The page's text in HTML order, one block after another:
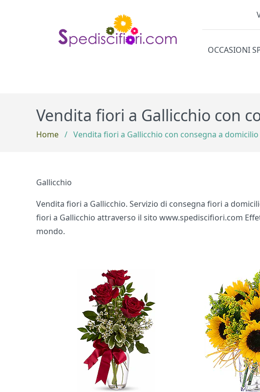
Categorie
OCCASIONI
Vendita fiori a Gallicchio con
Home / Vendita fiori a Gallicchio con consegna a domicilio
Gallicchio
Vendita fiori a Gallicchio. Servizio di consegna fiori a
fiori a Gallicchio attraverso il sito www.spediscifiori.com
mondo.
Bouquet di fiori